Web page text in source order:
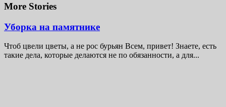
More Stories
Уборка на памятнике
Чтоб цвели цветы, а не рос бурьян Всем, привет! Знаете, есть
такие дела, которые делаются не по обязанности, а для...